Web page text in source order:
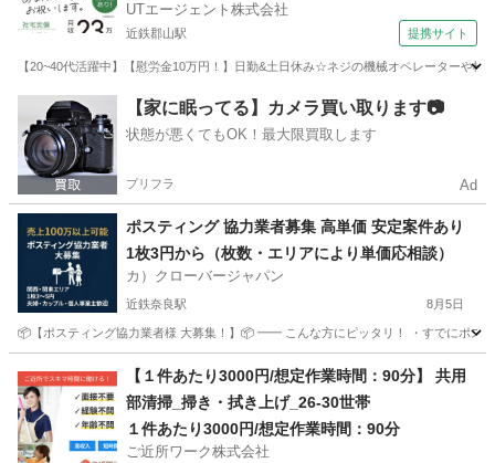
UTエージェント株式会社
近鉄郡山駅 提携サイト
【20~40代活躍中】【慰労金10万円！】日勤&土日休み☆ネジの機械オペレーター
大和郡山市 近鉄郡山駅 その他
【家に眠ってる】カメラ買い取ります📷
状態が悪くてもOK！最大限買取します
プリフラ Ad
ポスティング 協力業者募集 高単価 安定案件あり
1枚3円から（枚数・エリアにより単価応相談）
カ）クローバージャパン
近鉄奈良駅 8月5日
📦【ポスティング協力業者様 大募集！】📦 ━━ こんな方にピッタリ！ ・すでにポス
近鉄奈良駅 軽作業 業務委託契約
【１件あたり3000円/想定作業時間：90分】 共用
部清掃_掃き・拭き上げ_26-30世帯
１件あたり3000円/想定作業時間：90分
ご近所ワーク株式会社